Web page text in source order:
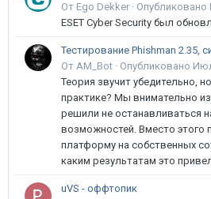
От Ego Dekker · Опубликовано
ESET Cyber Security был
От AM_Bot · Опубликовано
Теория звучит убедительно,
практике? Мы внимательно
решили не останавливаться
возможностей. Вместо этого
платформу на собственных
каким результатам это
uVS - оффтопик